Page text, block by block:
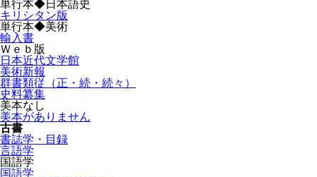
単行本◆日本語史
キリシタン版
単行本◆美術
輸入書
Ｗｅｂ版
日本近代文学館
美術新報
群書類従（正・続・続々）
史料纂集
美本なし
美本がありません
古書
書誌学・目録
言語学
国語学
国語学